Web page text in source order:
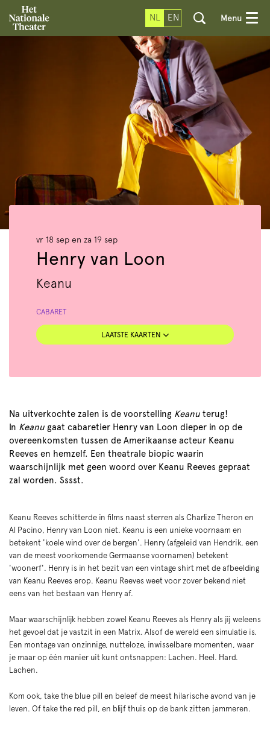
NL EN Menu
Henry van Loon
Keanu
vr 18 sep en za 19 sep
CABARET
LAATSTE KAARTEN
Na uitverkochte zalen is de voorstelling Keanu terug!
In Keanu gaat cabaretier Henry van Loon dieper in op de
overeenkomsten tussen de Amerikaanse acteur Keanu
Reeves en hemzelf. Een theatrale biopic waarin
waarschijnlijk met geen woord over Keanu Reeves gepraat
zal worden. Sssst.
Keanu Reeves schitterde in films naast sterren als Charlize Theron en
Al Pacino, Henry van Loon niet. Keanu is een unieke voornaam en
betekent 'koele wind over de bergen'. Henry (afgeleid van Hendrik, een
van de meest voorkomende Germaanse voornamen) betekent
'woonerf'. Henry is in het bezit van een vintage shirt met de afbeelding
van Keanu Reeves erop. Keanu Reeves weet voor zover bekend niet
eens van het bestaan van Henry af.
Maar waarschijnlijk hebben zowel Keanu Reeves als Henry als jij weleens
het gevoel dat je vastzit in een Matrix. Alsof de wereld een simulatie is.
Een montage van onzinnige, nutteloze, inwisselbare momenten, waar
je maar op één manier uit kunt ontsnappen: Lachen. Heel. Hard.
Lachen.
Kom ook, take the blue pill en beleef de meest hilarische avond van je
leven. Of take the red pill, en blijf thuis op de bank zitten jammeren.